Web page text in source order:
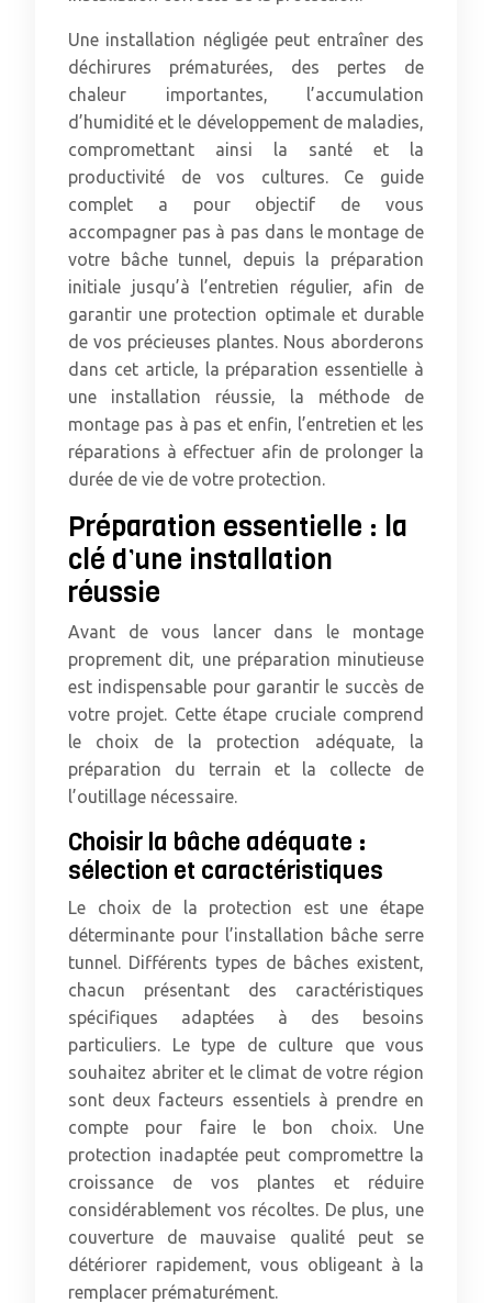
Une installation négligée peut entraîner des
déchirures prématurées, des pertes de
chaleur importantes, l’accumulation
d’humidité et le développement de maladies,
compromettant ainsi la santé et la
productivité de vos cultures. Ce guide
complet a pour objectif de vous
accompagner pas à pas dans le montage de
votre bâche tunnel, depuis la préparation
initiale jusqu’à l’entretien régulier, afin de
garantir une protection optimale et durable
de vos précieuses plantes. Nous aborderons
dans cet article, la préparation essentielle à
une installation réussie, la méthode de
montage pas à pas et enfin, l’entretien et les
réparations à effectuer afin de prolonger la
durée de vie de votre protection.
Préparation essentielle : la
clé d’une installation
réussie
Avant de vous lancer dans le montage
proprement dit, une préparation minutieuse
est indispensable pour garantir le succès de
votre projet. Cette étape cruciale comprend
le choix de la protection adéquate, la
préparation du terrain et la collecte de
l’outillage nécessaire.
Choisir la bâche adéquate :
sélection et caractéristiques
Le choix de la protection est une étape
déterminante pour l’installation bâche serre
tunnel. Différents types de bâches existent,
chacun présentant des caractéristiques
spécifiques adaptées à des besoins
particuliers. Le type de culture que vous
souhaitez abriter et le climat de votre région
sont deux facteurs essentiels à prendre en
compte pour faire le bon choix. Une
protection inadaptée peut compromettre la
croissance de vos plantes et réduire
considérablement vos récoltes. De plus, une
couverture de mauvaise qualité peut se
détériorer rapidement, vous obligeant à la
remplacer prématurément.